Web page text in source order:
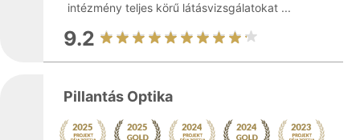
intézmény teljes körű látásvizsgálatokat ...
9.2
Pillantás Optika